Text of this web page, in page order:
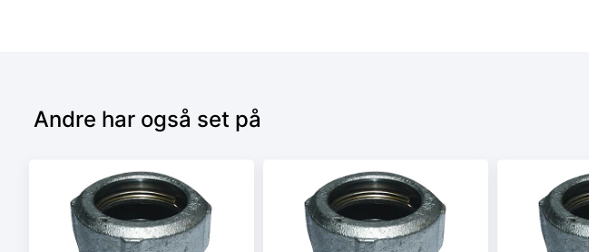
Andre har også set på